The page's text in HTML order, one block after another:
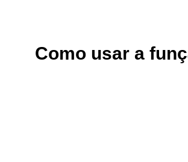
Como usar a